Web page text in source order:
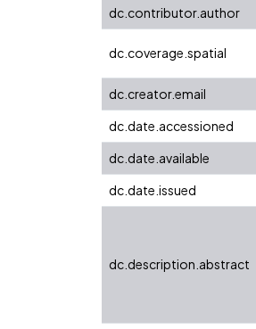
dc.contributor.author
dc.coverage.spatial
dc.creator.email
dc.date.accessioned
dc.date.available
dc.date.issued
dc.description.abstract